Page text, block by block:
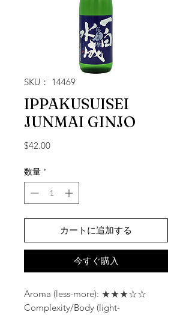
SKU： 14469
IPPAKUSUISEI
JUNMAI GINJO
$42.00価格
数量 *
カートに追加する
今すぐ購入
Aroma (less-more): ★★★☆☆
Complexity/Body (light-